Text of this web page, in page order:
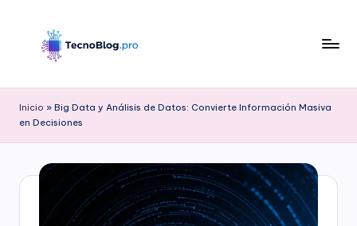
l
o
Inicio » Big Data y Análisis de Datos: Convierte Información Masiva
en Decisiones